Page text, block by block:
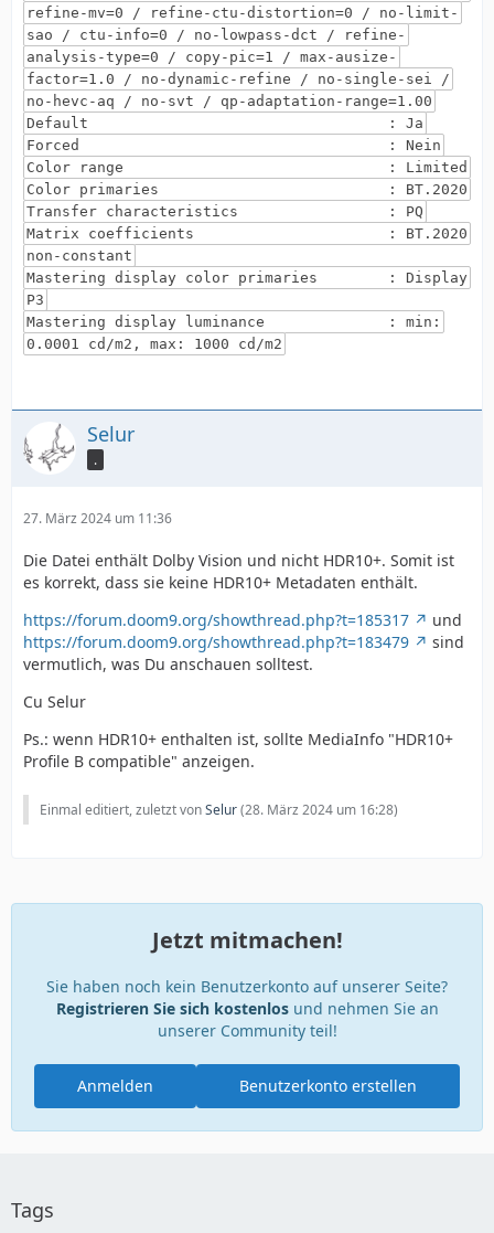
refine-mv=0 / refine-ctu-distortion=0 / no-limit-
sao / ctu-info=0 / no-lowpass-dct / refine-
analysis-type=0 / copy-pic=1 / max-ausize-
factor=1.0 / no-dynamic-refine / no-single-sei /
no-hevc-aq / no-svt / qp-adaptation-range=1.00
Default : Ja
Forced : Nein
Color range : Limited
Color primaries : BT.2020
Transfer characteristics : PQ
Matrix coefficients : BT.2020
non-constant
Mastering display color primaries : Display
P3
Mastering display luminance : min:
0.0001 cd/m2, max: 1000 cd/m2
Selur
.
27. März 2024 um 11:36
Die Datei enthält Dolby Vision und nicht HDR10+. Somit ist
es korrekt, dass sie keine HDR10+ Metadaten enthält.
https://forum.doom9.org/showthread.php?t=185317
und
https://forum.doom9.org/showthread.php?t=183479
sind
vermutlich, was Du anschauen solltest.
Cu Selur
Ps.: wenn HDR10+ enthalten ist, sollte MediaInfo "HDR10+
Profile B compatible" anzeigen.
Einmal editiert, zuletzt vonSelur(28. März 2024 um 16:28)
Jetzt mitmachen!
Sie haben noch kein Benutzerkonto auf unserer Seite?
Registrieren Sie sich kostenlosund nehmen Sie an
unserer Community teil!
Benutzerkonto erstellen
Anmelden
Tags